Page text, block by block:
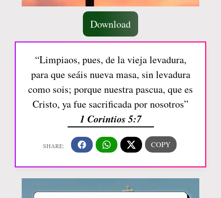
Download
“Limpiaos, pues, de la vieja levadura,
para que seáis nueva masa, sin levadura
como sois; porque nuestra pascua, que es
Cristo, ya fue sacrificada por nosotros”
1 Corintios 5:7